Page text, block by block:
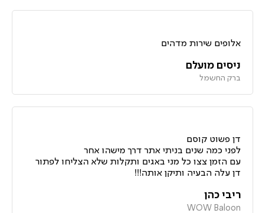
אלופים שירות מדהים
ניסים מועלם
ברק החשמל
דן פשוט קוסם
לפני כמה שנים בניתי אתר דרך מישהו אחר
עם הזמן צצו כל מני באגים ותקלות שלא הצליחו לפתור
דן עלה הבעיה ותיקן אותה!!!
ריבי כהן
WOW Baloon